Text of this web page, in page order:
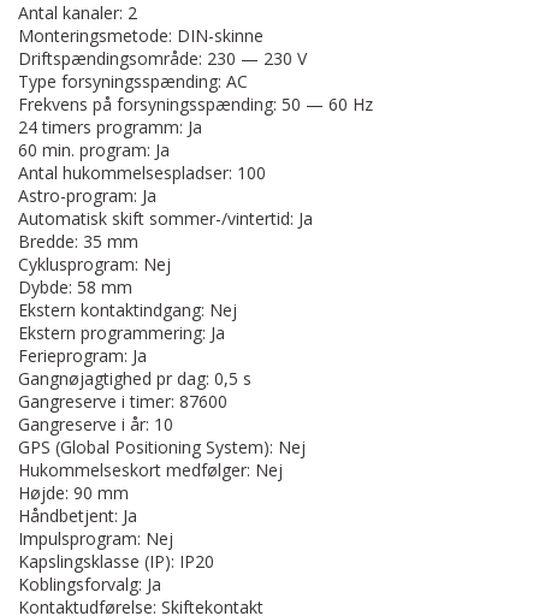
Antal kanaler: 2
Monteringsmetode: DIN-skinne
Driftspændingsområde: 230 — 230 V
Type forsyningsspænding: AC
Frekvens på forsyningsspænding: 50 — 60 Hz
24 timers programm: Ja
60 min. program: Ja
Antal hukommelsespladser: 100
Astro-program: Ja
Automatisk skift sommer-/vintertid: Ja
Bredde: 35 mm
Cyklusprogram: Nej
Dybde: 58 mm
Ekstern kontaktindgang: Nej
Ekstern programmering: Ja
Ferieprogram: Ja
Gangnøjagtighed pr dag: 0,5 s
Gangreserve i timer: 87600
Gangreserve i år: 10
GPS (Global Positioning System): Nej
Hukommelseskort medfølger: Nej
Højde: 90 mm
Håndbetjent: Ja
Impulsprogram: Nej
Kapslingsklasse (IP): IP20
Koblingsforvalg: Ja
Kontaktudførelse: Skiftekontakt